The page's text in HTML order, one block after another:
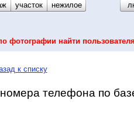
участок
нежилое
фотографии найти
к списку
телефона по